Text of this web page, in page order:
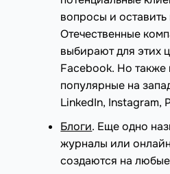
вопросы и
Отечественные
выбирают для этих
Facebook. Но также
популярные на
LinkedIn, Instagram,
Блоги. Еще одно
журналы или
создаются на